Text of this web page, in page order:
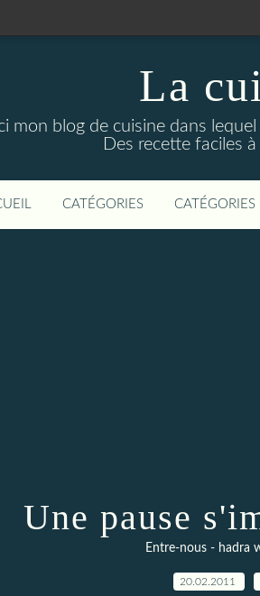
La
mon blog de cuisine dans
Des recette faciles
CATÉGORIES CATÉGORIES
Une pause
Entre-nous - hadra
20.02.2011